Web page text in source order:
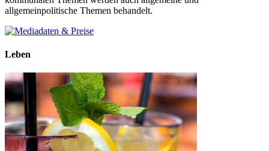
allgemeinpolitische Themen behandelt.
Leben